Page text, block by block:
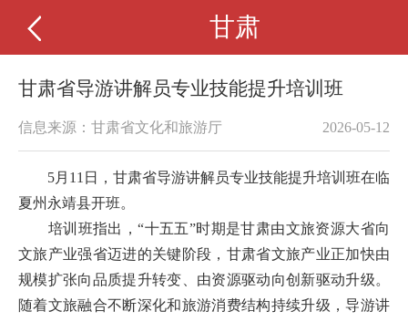
甘肃
甘肃省导游讲解员专业技能提升培训班
信息来源：甘肃省文化和旅游厅 2026-05-12
5月11日， 甘肃省导游讲解员专业技能提升培训班在临
夏州永靖县开班。
培训班指出，“十五五”时期是甘肃由文旅资源大省向
文旅产业强省迈进的关键阶段， 甘肃省文旅产业正加快由
规模扩张向品质提升转变、由资源驱动向创新驱动升级。
随着文旅融合不断深化和旅游消费结构持续升级，导游讲